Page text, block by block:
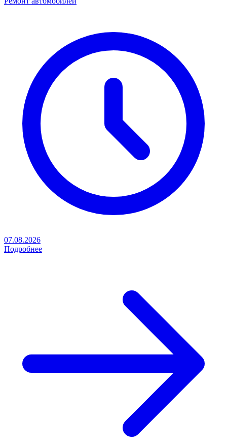
07.08.2026
Подробнее